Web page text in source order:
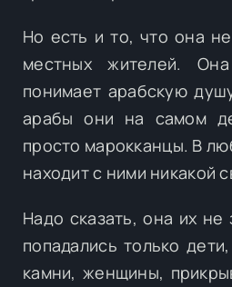
Но есть и то, что она
местных жителей.
понимает арабскую
арабы они на самом
просто марокканцы. В
находит с ними никакой
Надо сказать, она их не
попадались только
камни, женщины,